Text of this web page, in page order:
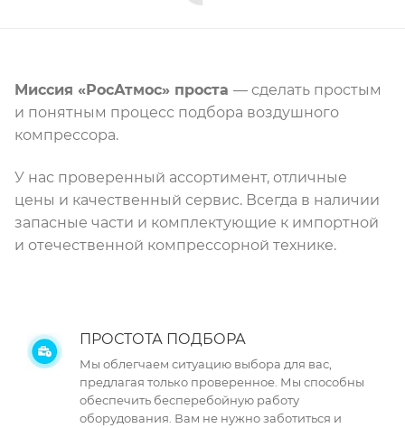
Миссия «РосАтмос» проста — сделать простым
и понятным процесс подбора воздушного
компрессора.
У нас проверенный ассортимент, отличные
цены и качественный сервис. Всегда в наличии
запасные части и комплектующие к импортной
и отечественной компрессорной технике.
ПРОСТОТА ПОДБОРА
Мы облегчаем ситуацию выбора для вас,
предлагая только проверенное. Мы способны
обеспечить бесперебойную работу
оборудования. Вам не нужно заботиться и